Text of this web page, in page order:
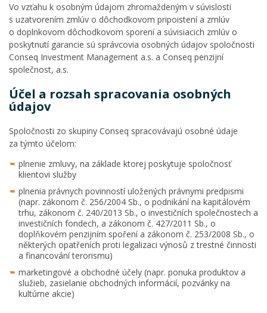
Vo vzťahu k osobným údajom zhromaždeným v súvislosti
s uzatvorením zmlúv o dôchodkovom pripoistení a zmlúv
o doplnkovom dôchodkovom sporení a súvisiacich zmlúv o
poskytnutí garancie sú správcovia osobných údajov spoločnosti
Conseq Investment Management a.s. a Conseq penzijní
společnost, a.s.
Účel a rozsah spracovania osobných
údajov
Spoločnosti zo skupiny Conseq spracovávajú osobné údaje
za týmto účelom:
plnenie zmluvy, na základe ktorej poskytuje spoločnosť
klientovi služby
plnenia právnych povinností uložených právnymi predpismi
(napr. zákonom č. 256/2004 Sb., o podnikání na kapitálovém
trhu, zákonom č. 240/2013 Sb., o investičních společnostech a
investičních fondech, a zákonom č. 427/2011 Sb., o
doplňkovém penzijním spoření a zákonom č. 253/2008 Sb., o
některých opatřeních proti legalizaci výnosů z trestné činnosti
a financování terorismu)
marketingové a obchodné účely (napr. ponuka produktov a
služieb, zasielanie obchodných informácií, pozvánky na
kultúrne akcie)